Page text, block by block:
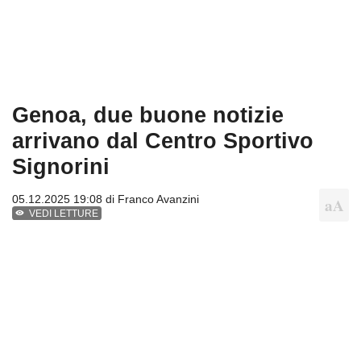
Genoa, due buone notizie
arrivano dal Centro Sportivo
Signorini
05.12.2025 19:08 di Franco Avanzini
VEDI LETTURE